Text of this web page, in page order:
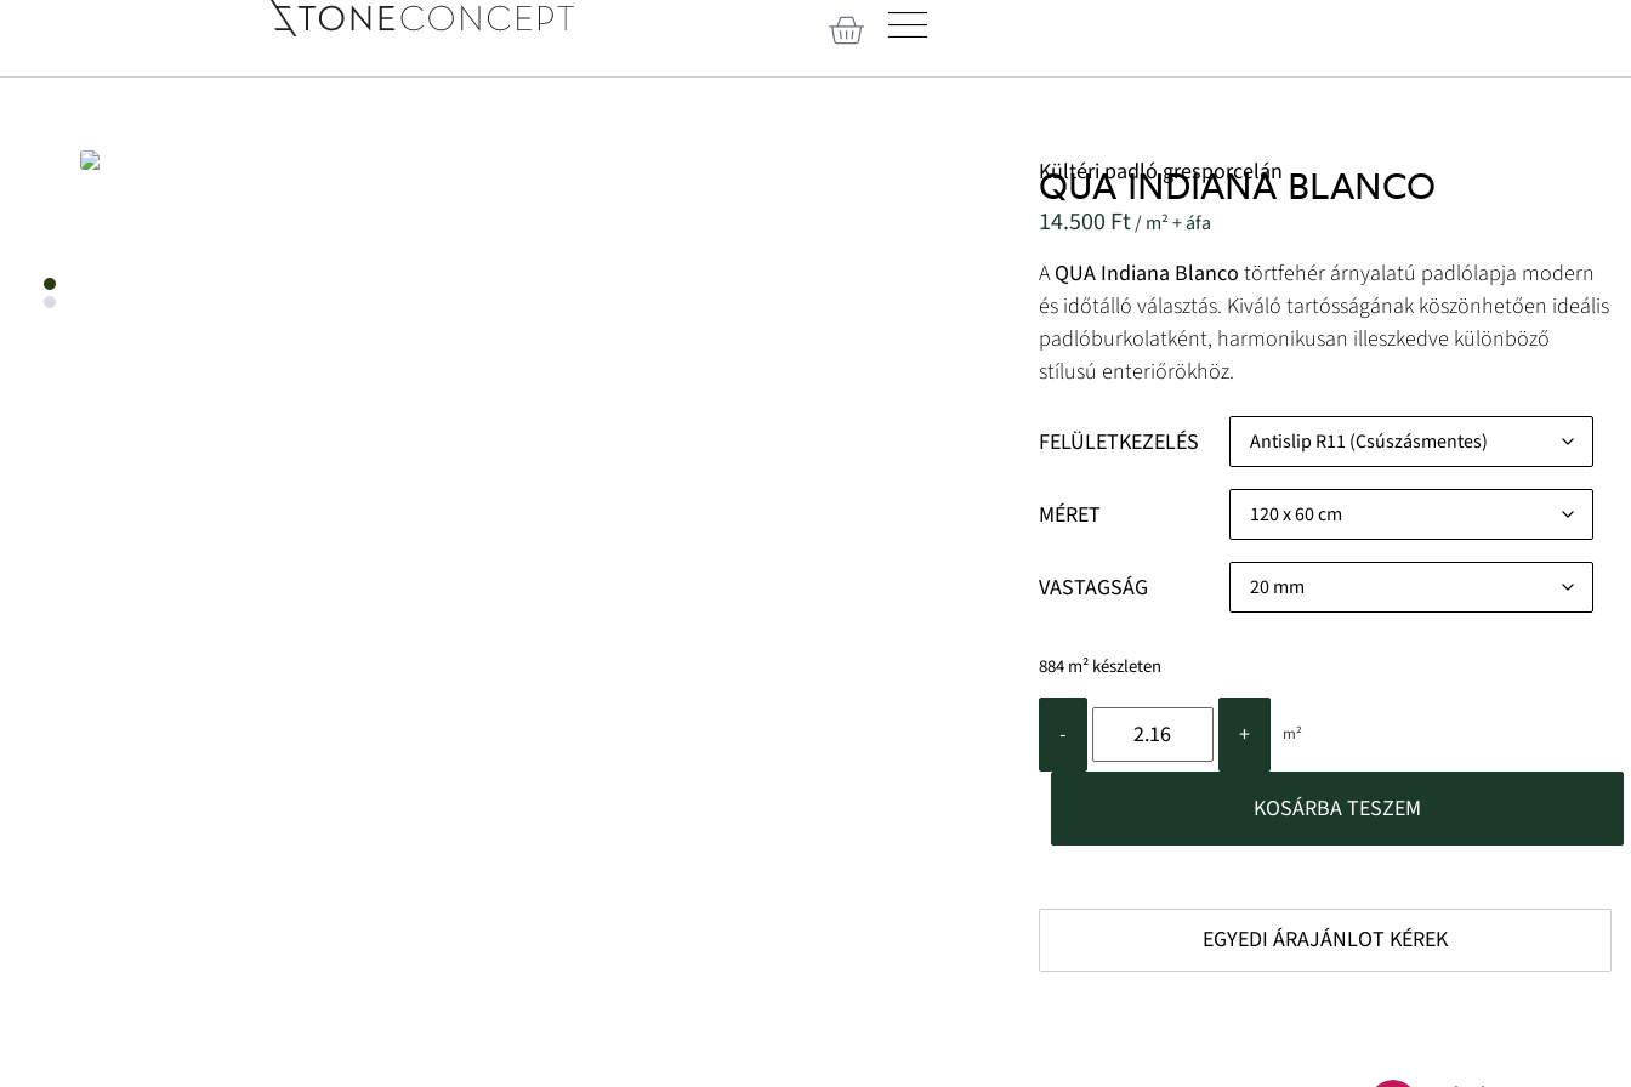
Kültéri padló gresporcelán
QUA INDIANA BLANCO
14.500 Ft/ m² + áfa
AQUA Indiana Blanco törtfehér árnyalatú padlólapja modern
és időtálló választás. Kiváló tartósságának köszönhetően ideális
padlóburkolatként, harmonikusan illeszkedve különböző
stílusú enteriőrökhöz.
FELÜLETKEZELÉS
MÉRET
VASTAGSÁG
884 m² készleten
- + m²
KOSÁRBA TESZEM
EGYEDI ÁRAJÁNLOT KÉREK